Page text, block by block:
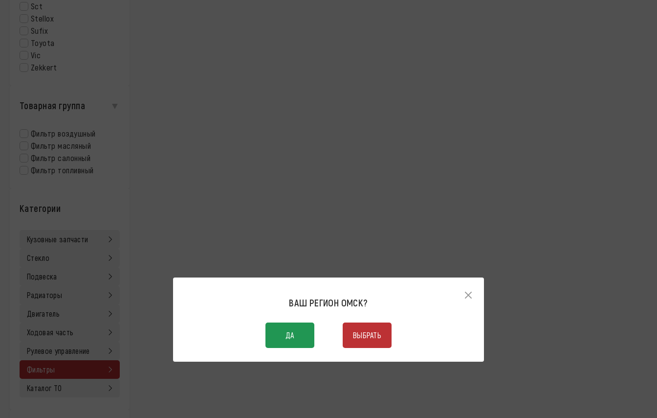
Sct
Stellox
Sufix
Toyota
Vic
Zekkert
Товарная группа
Фильтр воздушный
Фильтр масляный
Фильтр салонный
Фильтр топливный
Категории
Кузовные запчасти
Стекло
Подвеска
Радиаторы
Двигатель
Ходовая часть
Рулевое управление
Фильтры
Каталог ТО
ВАШ РЕГИОН ОМСК?
ДА ВЫБРАТЬ